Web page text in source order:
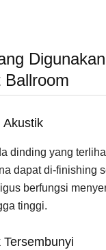
Ballroom
Akustik
dinding yang
dapat di-finishing
berfungsi
tinggi.